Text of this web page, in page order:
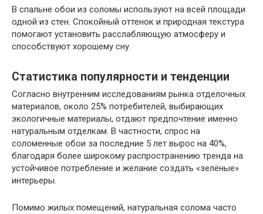
В спальне обои из соломы используют на всей площади
одной из стен. Спокойный оттенок и природная текстура
помогают установить расслабляющую атмосферу и
способствуют хорошему сну.
Статистика популярности и тенденции
Согласно внутренним исследованиям рынка отделочных
материалов, около 25% потребителей, выбирающих
экологичные материалы, отдают предпочтение именно
натуральным отделкам. В частности, спрос на
соломенные обои за последние 5 лет вырос на 40%,
благодаря более широкому распространению тренда на
устойчивое потребление и желание создать «зелёные»
интерьеры.
Помимо жилых помещений, натуральная солома часто